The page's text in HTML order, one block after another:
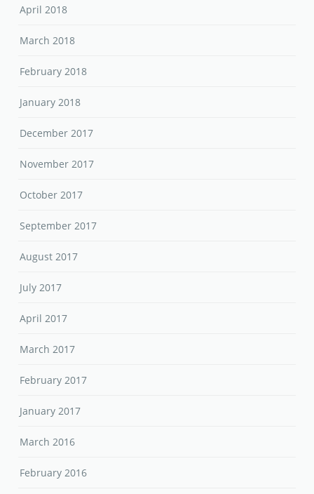
April 2018
March 2018
February 2018
January 2018
December 2017
November 2017
October 2017
September 2017
August 2017
July 2017
April 2017
March 2017
February 2017
January 2017
March 2016
February 2016